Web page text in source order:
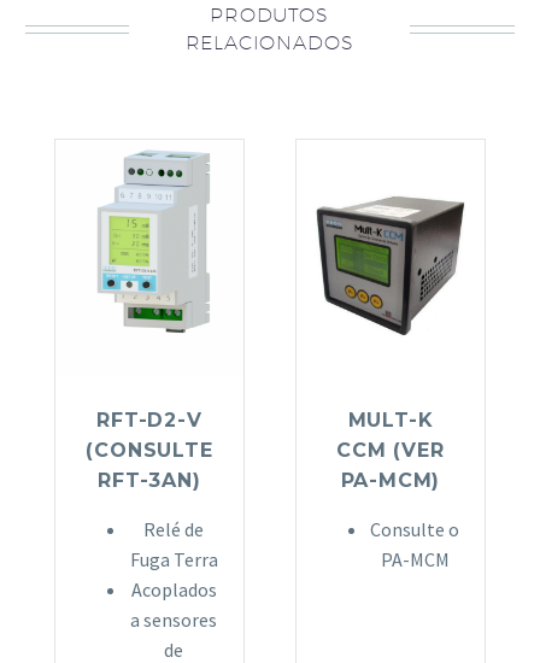
PRODUTOS
RELACIONADOS
RFT-D2-V
(CONSULTE
RFT-3AN)
Relé de
Fuga Terra
Acoplados
a sensores
de
MULT-K
CCM (VER
PA-MCM)
Consulte o
PA-MCM